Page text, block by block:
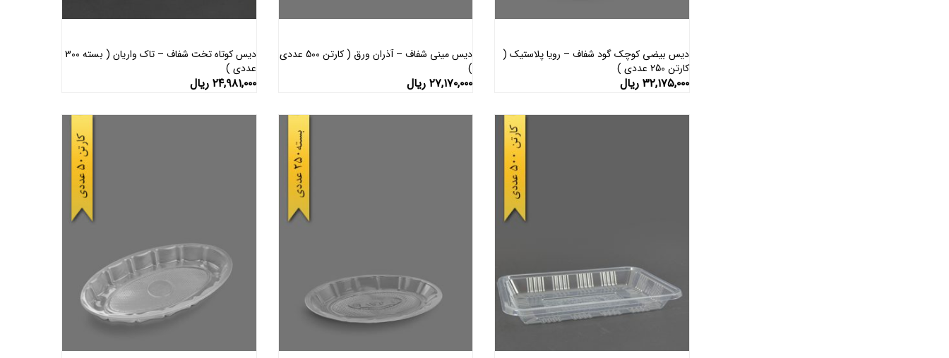
افزودن به سبد خرید
دیس بیضی کوچک گود شفاف – رویا پلاستیک (
کارتن 250 عددی )
۳۲,۱۷۵,۰۰۰ ریال
دیس مینی شفاف – آذران ورق ( کارتن 500 عددی
)
۲۷,۱۷۰,۰۰۰ ریال
دیس کوتاه تخت شفاف – تاک واریان ( بسته 300
عددی )
۲۴,۹۸۱,۰۰۰ ریال